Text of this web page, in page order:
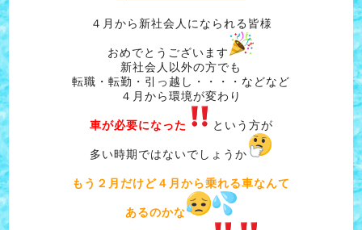
４月から新社会人になられる皆様
おめでとうございます
新社会人以外の方でも
転職・転勤・引っ越し・・・・などなど
４月から環境が変わり
車が必要になった という方が
多い時期ではないでしょうか
もう２月だけど４月から乗れる車なんて
あるのかな